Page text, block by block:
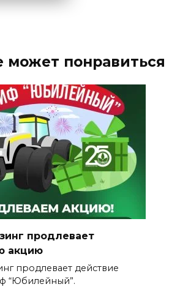
может понравиться
продлевает
акцию
продлевает действие
“Юбилейный”.